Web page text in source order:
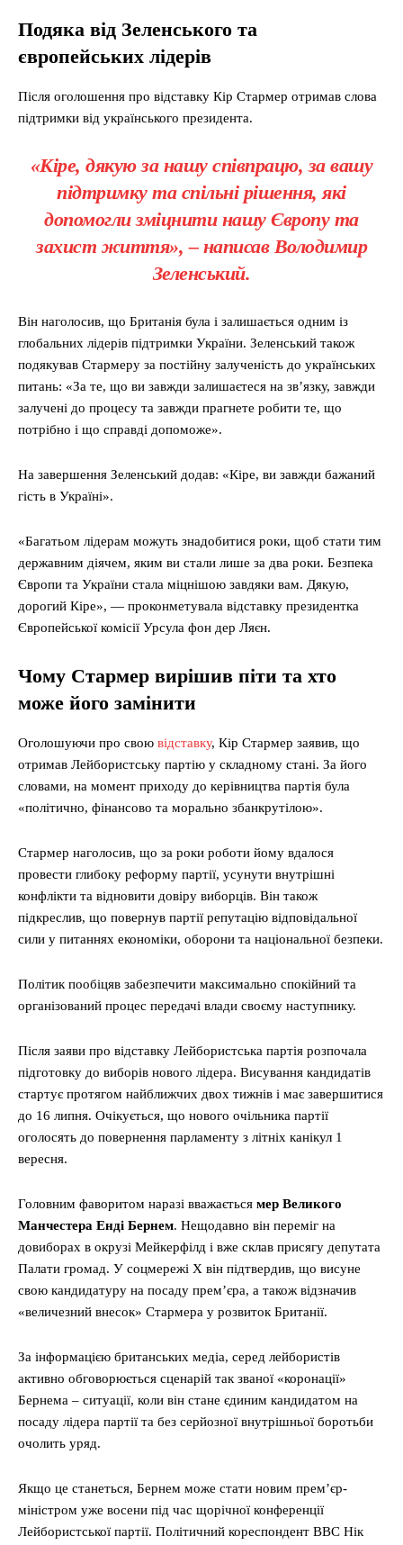
Подяка від Зеленського та
європейських лідерів
Після оголошення про відставку Кір Стармер отримав слова
підтримки від українського президента.
«Кіре, дякую за нашу співпрацю, за вашу
підтримку та спільні рішення, які
допомогли зміцнити нашу Європу та
захист життя», – написав Володимир
Зеленський.
Він наголосив, що Британія була і залишається одним із
глобальних лідерів підтримки України. Зеленський також
подякував Стармеру за постійну залученість до українських
питань: «За те, що ви завжди залишаєтеся на зв’язку, завжди
залучені до процесу та завжди прагнете робити те, що
потрібно і що справді допоможе».
На завершення Зеленський додав: «Кіре, ви завжди бажаний
гість в Україні».
«Багатьом лідерам можуть знадобитися роки, щоб стати тим
державним діячем, яким ви стали лише за два роки. Безпека
Європи та України стала міцнішою завдяки вам. Дякую,
дорогий Кіре», — проконметувала відставку президентка
Європейської комісії Урсула фон дер Ляєн.
Чому Стармер вирішив піти та хто
може його замінити
Оголошуючи про свою відставку, Кір Стармер заявив, що
отримав Лейбористську партію у складному стані. За його
словами, на момент приходу до керівництва партія була
«політично, фінансово та морально збанкрутілою».
Стармер наголосив, що за роки роботи йому вдалося
провести глибоку реформу партії, усунути внутрішні
конфлікти та відновити довіру виборців. Він також
підкреслив, що повернув партії репутацію відповідальної
сили у питаннях економіки, оборони та національної безпеки.
Політик пообіцяв забезпечити максимально спокійний та
організований процес передачі влади своєму наступнику.
Після заяви про відставку Лейбористська партія розпочала
підготовку до виборів нового лідера. Висування кандидатів
стартує протягом найближчих двох тижнів і має завершитися
до 16 липня. Очікується, що нового очільника партії
оголосять до повернення парламенту з літніх канікул 1
вересня.
Головним фаворитом наразі вважається мер Великого
Манчестера Енді Бернем. Нещодавно він переміг на
довиборах в окрузі Мейкерфілд і вже склав присягу депутата
Палати громад. У соцмережі Х він підтвердив, що висуне
свою кандидатуру на посаду прем’єра, а також відзначив
«величезний внесок» Стармера у розвиток Британії.
За інформацією британських медіа, серед лейбористів
активно обговорюється сценарій так званої «коронації»
Бернема – ситуації, коли він стане єдиним кандидатом на
посаду лідера партії та без серйозної внутрішньої боротьби
очолить уряд.
Якщо це станеться, Бернем може стати новим прем’єр-
міністром уже восени під час щорічної конференції
Лейбористської партії. Політичний кореспондент BBC Нік